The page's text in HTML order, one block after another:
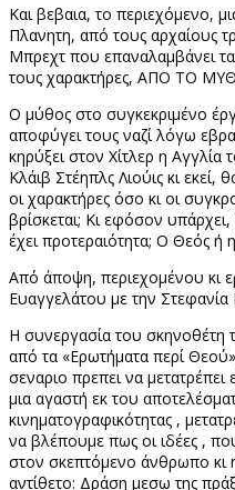
Και βεβαια, το περιεχόμενο,
Πλανητη, από τους αρχαίους
Μπρεχτ που επαναλαμβάνει
τους χαρακτήρες, ΑΠΟ ΤΟ
Ο μύθος στο συγκεκριμένο
αποφύγει τους ναζί λόγω
κηρύξει στον Χίτλερ η
Κλάιβ Στέηπλς Λιούις κι
οι χαρακτήρες όσο κι οι
βρίσκεται; Κι εφόσον
έχει προτεραιότητα; Ο Θεός ή
Από άποψη, περιεχομένου κι
Ευαγγελάτου με την
Η συνεργασία του σκηνοθέτη
από τα «Ερωτήματα περί
σεναριο πρεπει να
μια αγαστή εκ του
κινηματογραφικότητας ,
να βλέπουμε πως οι ιδέες ,
στον σκεπτόμενο άνθρωπο κι
αντίθετο: Δράση μεσω της